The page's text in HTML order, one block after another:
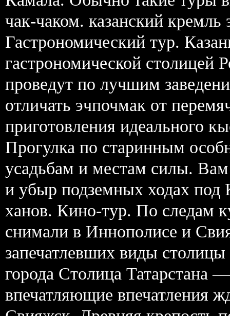
чак-чаком. казанский
Гастрономический тур.
гастрономической столицей
проведут по лучшим
отличать эчпочмак от
приготовления идеального
Прогулка по старинным
усадьбам и местам силы. Вам
и убыр подземных ходах под
ханов. Кино-тур. По следам
снимали в Иннополисе и
запечатлевших виды
города Столица Татарстана
впечатляющие впечатления